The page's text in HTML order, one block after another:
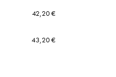
42,20 €
43,20 €